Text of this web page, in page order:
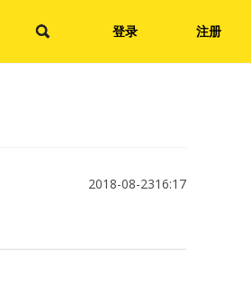
登录 注册
2018-08-2316:17